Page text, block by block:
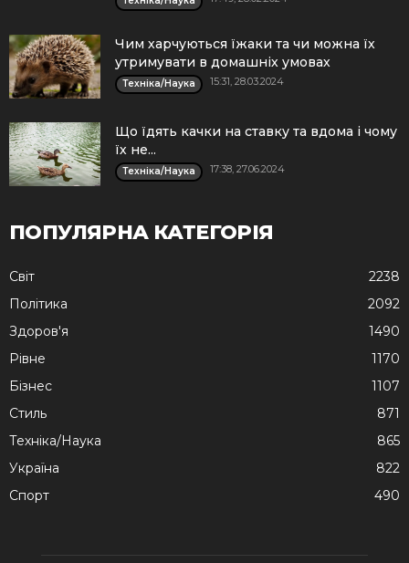
Чим харчуються їжаки та чи можна їх
утримувати в домашніх умовах
Техніка/Наука 15:31, 28.03.2024
Що їдять качки на ставку та вдома і чому
їх не...
Техніка/Наука 17:38, 27.06.2024
ПОПУЛЯРНА КАТЕГОРІЯ
Cвіт
2238
Політика
2092
Здоров'я
1490
Рівне
1170
Бізнес
1107
Стиль
871
Техніка/Наука
865
Україна
822
Спорт
490